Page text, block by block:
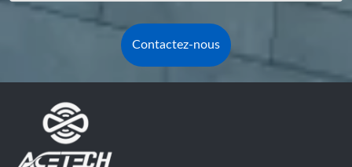
Contactez-nous